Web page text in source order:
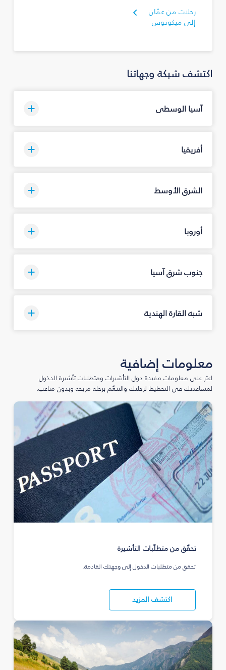
رحلات من عمّان
إلى ميكونوس
اكتشف شبكة وجهاتنا
آسيا الوسطى
أفريقيا
الشرق الأوسط
أوروبا
جنوب شرق آسيا
شبه القارة الهندية
معلومات إضافية
اعثر على معلومات مفيدة حول التأشيرات ومتطلبات تأشيرة الدخول
لمساعدتك في التخطيط لرحلتك والتنعّم برحلة مريحة وبدون متاعب.
تحقّق من متطلّبات التأشيرة
تحقق من متطلبات الدخول إلى وجهتك القادمة.
اكتشف المزيد